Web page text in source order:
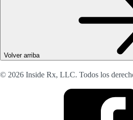
Volver arriba
© 2026 Inside Rx, LLC. Todos los